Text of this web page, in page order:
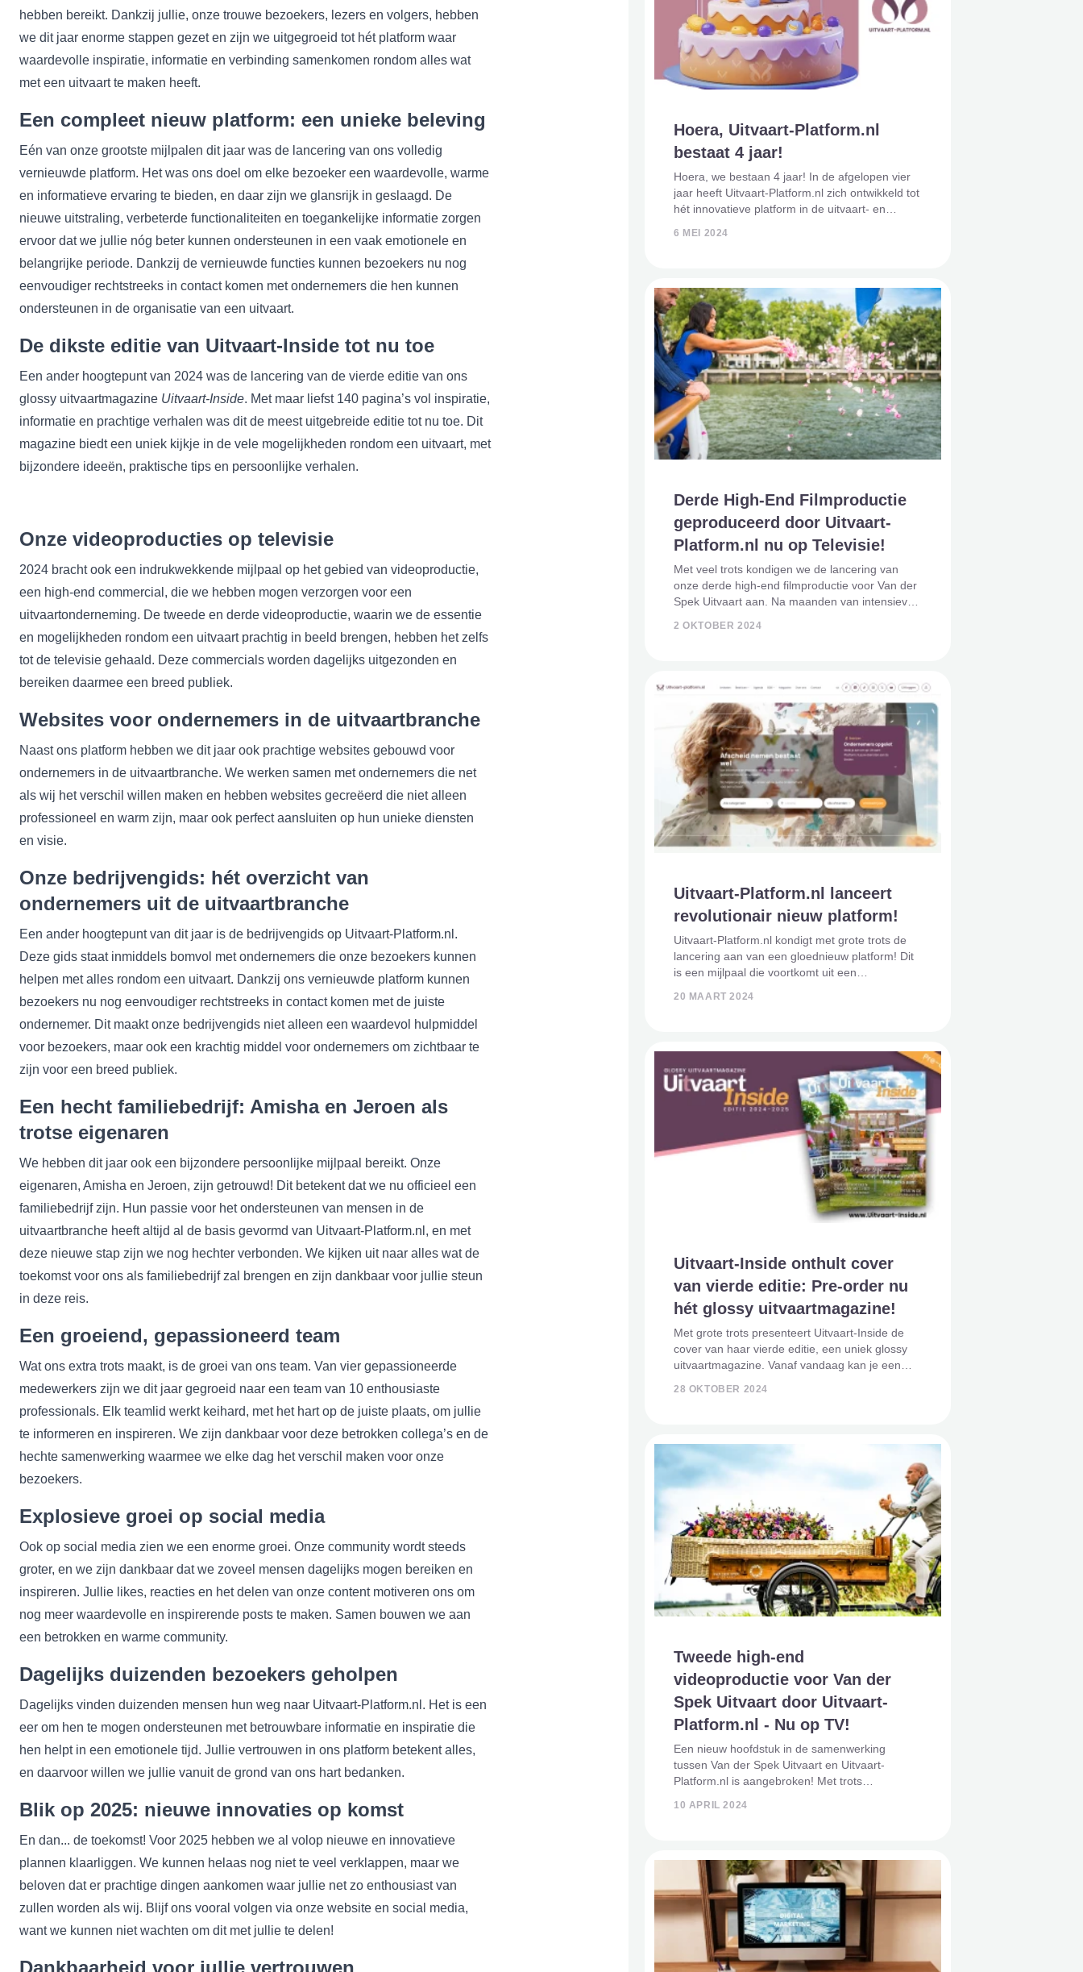
hebben bereikt. Dankzij jullie, onze trouwe bezoekers, lezers en volgers, hebben
we dit jaar enorme stappen gezet en zijn we uitgegroeid tot hét platform waar
waardevolle inspiratie, informatie en verbinding samenkomen rondom alles wat
met een uitvaart te maken heeft.
Een compleet nieuw platform: een unieke beleving
Eén van onze grootste mijlpalen dit jaar was de lancering van ons volledig
vernieuwde platform. Het was ons doel om elke bezoeker een waardevolle, warme
en informatieve ervaring te bieden, en daar zijn we glansrijk in geslaagd. De
nieuwe uitstraling, verbeterde functionaliteiten en toegankelijke informatie zorgen
ervoor dat we jullie nóg beter kunnen ondersteunen in een vaak emotionele en
belangrijke periode. Dankzij de vernieuwde functies kunnen bezoekers nu nog
eenvoudiger rechtstreeks in contact komen met ondernemers die hen kunnen
ondersteunen in de organisatie van een uitvaart.
De dikste editie van Uitvaart-Inside tot nu toe
Een ander hoogtepunt van 2024 was de lancering van de vierde editie van ons
glossy uitvaartmagazine Uitvaart-Inside. Met maar liefst 140 pagina’s vol inspiratie,
informatie en prachtige verhalen was dit de meest uitgebreide editie tot nu toe. Dit
magazine biedt een uniek kijkje in de vele mogelijkheden rondom een uitvaart, met
bijzondere ideeën, praktische tips en persoonlijke verhalen.
Onze videoproducties op televisie
2024 bracht ook een indrukwekkende mijlpaal op het gebied van videoproductie,
een high-end commercial, die we hebben mogen verzorgen voor een
uitvaartonderneming. De tweede en derde videoproductie, waarin we de essentie
en mogelijkheden rondom een uitvaart prachtig in beeld brengen, hebben het zelfs
tot de televisie gehaald. Deze commercials worden dagelijks uitgezonden en
bereiken daarmee een breed publiek.
Websites voor ondernemers in de uitvaartbranche
Naast ons platform hebben we dit jaar ook prachtige websites gebouwd voor
ondernemers in de uitvaartbranche. We werken samen met ondernemers die net
als wij het verschil willen maken en hebben websites gecreëerd die niet alleen
professioneel en warm zijn, maar ook perfect aansluiten op hun unieke diensten
en visie.
Onze bedrijvengids: hét overzicht van
ondernemers uit de uitvaartbranche
Een ander hoogtepunt van dit jaar is de bedrijvengids op Uitvaart-Platform.nl.
Deze gids staat inmiddels bomvol met ondernemers die onze bezoekers kunnen
helpen met alles rondom een uitvaart. Dankzij ons vernieuwde platform kunnen
bezoekers nu nog eenvoudiger rechtstreeks in contact komen met de juiste
ondernemer. Dit maakt onze bedrijvengids niet alleen een waardevol hulpmiddel
voor bezoekers, maar ook een krachtig middel voor ondernemers om zichtbaar te
zijn voor een breed publiek.
Een hecht familiebedrijf: Amisha en Jeroen als
trotse eigenaren
We hebben dit jaar ook een bijzondere persoonlijke mijlpaal bereikt. Onze
eigenaren, Amisha en Jeroen, zijn getrouwd! Dit betekent dat we nu officieel een
familiebedrijf zijn. Hun passie voor het ondersteunen van mensen in de
uitvaartbranche heeft altijd al de basis gevormd van Uitvaart-Platform.nl, en met
deze nieuwe stap zijn we nog hechter verbonden. We kijken uit naar alles wat de
toekomst voor ons als familiebedrijf zal brengen en zijn dankbaar voor jullie steun
in deze reis.
Een groeiend, gepassioneerd team
Wat ons extra trots maakt, is de groei van ons team. Van vier gepassioneerde
medewerkers zijn we dit jaar gegroeid naar een team van 10 enthousiaste
professionals. Elk teamlid werkt keihard, met het hart op de juiste plaats, om jullie
te informeren en inspireren. We zijn dankbaar voor deze betrokken collega’s en de
hechte samenwerking waarmee we elke dag het verschil maken voor onze
bezoekers.
Explosieve groei op social media
Ook op social media zien we een enorme groei. Onze community wordt steeds
groter, en we zijn dankbaar dat we zoveel mensen dagelijks mogen bereiken en
inspireren. Jullie likes, reacties en het delen van onze content motiveren ons om
nog meer waardevolle en inspirerende posts te maken. Samen bouwen we aan
een betrokken en warme community.
Dagelijks duizenden bezoekers geholpen
Dagelijks vinden duizenden mensen hun weg naar Uitvaart-Platform.nl. Het is een
eer om hen te mogen ondersteunen met betrouwbare informatie en inspiratie die
hen helpt in een emotionele tijd. Jullie vertrouwen in ons platform betekent alles,
en daarvoor willen we jullie vanuit de grond van ons hart bedanken.
Blik op 2025: nieuwe innovaties op komst
En dan... de toekomst! Voor 2025 hebben we al volop nieuwe en innovatieve
plannen klaarliggen. We kunnen helaas nog niet te veel verklappen, maar we
beloven dat er prachtige dingen aankomen waar jullie net zo enthousiast van
zullen worden als wij. Blijf ons vooral volgen via onze website en social media,
want we kunnen niet wachten om dit met jullie te delen!
Dankbaarheid voor jullie vertrouwen
Hoera, Uitvaart-Platform.nl
bestaat 4 jaar!
Hoera, we bestaan 4 jaar! In de afgelopen vier
jaar heeft Uitvaart-Platform.nl zich ontwikkeld tot
hét innovatieve platform in de uitvaart- en
informeren van iedereen over alle
6 MEI 2024
Derde High-End Filmproductie
geproduceerd door Uitvaart-
Platform.nl nu op Televisie!
Met veel trots kondigen we de lancering van
onze derde high-end filmproductie voor Van der
Spek Uitvaart aan. Na maanden van intensieve
2 OKTOBER 2024
Uitvaart-Platform.nl lanceert
revolutionair nieuw platform!
Uitvaart-Platform.nl kondigt met grote trots de
lancering aan van een gloednieuw platform! Dit
is een mijlpaal die voortkomt uit een
20 MAART 2024
Uitvaart-Inside onthult cover
van vierde editie: Pre-order nu
hét glossy uitvaartmagazine!
Met grote trots presenteert Uitvaart-Inside de
cover van haar vierde editie, een uniek glossy
uitvaartmagazine. Vanaf vandaag kan je een
28 OKTOBER 2024
Tweede high-end
videoproductie voor Van der
Spek Uitvaart door Uitvaart-
Platform.nl - Nu op TV!
Een nieuw hoofdstuk in de samenwerking
tussen Van der Spek Uitvaart en Uitvaart-
Platform.nl is aangebroken! Met trots
10 APRIL 2024